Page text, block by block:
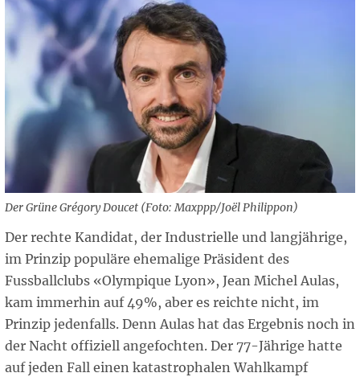
Der Grüne Grégory Doucet (Foto: Maxppp/Joël Philippon)
Der rechte Kandidat, der Industrielle und langjährige,
im Prinzip populäre ehemalige Präsident des
Fussballclubs «Olympique Lyon», Jean Michel Aulas,
kam immerhin auf 49%, aber es reichte nicht, im
Prinzip jedenfalls. Denn Aulas hat das Ergebnis noch in
der Nacht offiziell angefochten. Der 77-Jährige hatte
auf jeden Fall einen katastrophalen Wahlkampf